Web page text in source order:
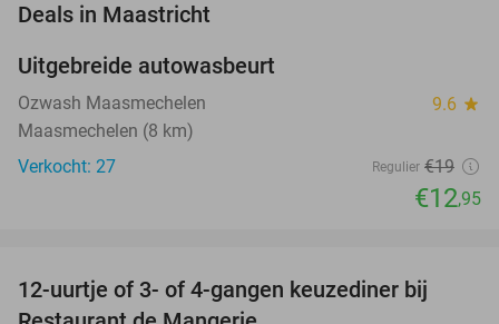
Deals in Maastricht
NEW
TODAY
Uitgebreide autowasbeurt
Ozwash Maasmechelen 9.6 star
Maasmechelen (8 km)
Verkocht: 27
Regulier €19
€12,95
12-uurtje of 3- of 4-gangen keuzediner bij